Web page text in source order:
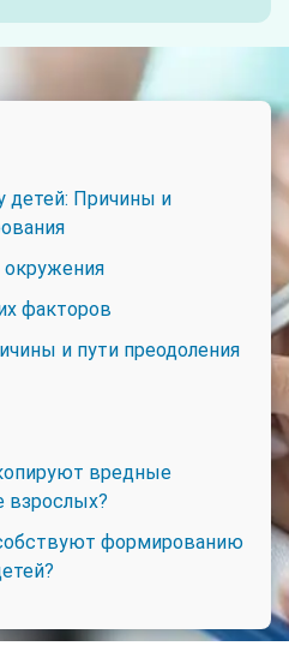
детей: Причины и
окружения
факторов
и пути преодоления
вредные
взрослых?
формированию